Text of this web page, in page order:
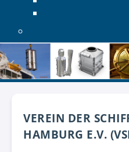
VEREIN DER
HAMBURG E.V.